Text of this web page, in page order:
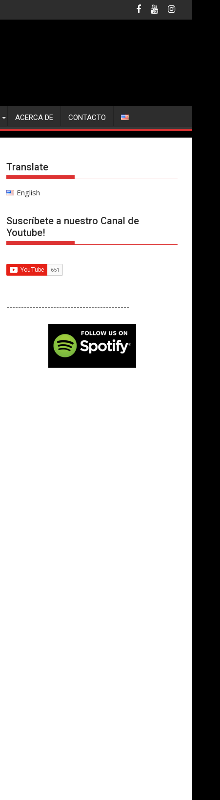
ACERCA DE CONTACTO
Translate
English
Suscríbete a nuestro Canal de
Youtube!
------------------------------------------